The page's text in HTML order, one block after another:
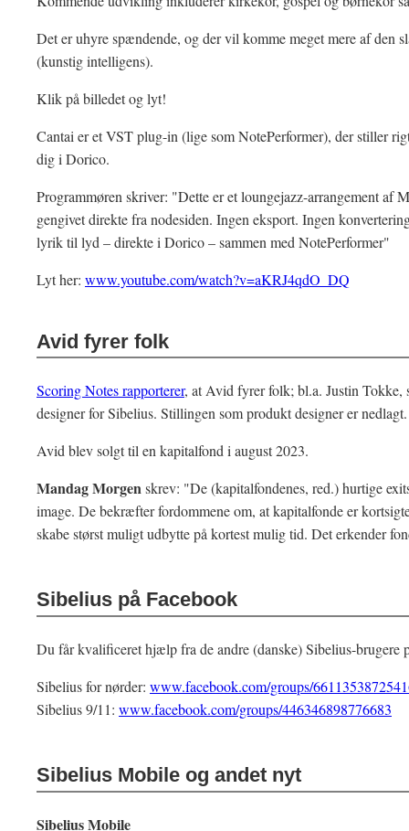
Det er uhyre spændende, og der vil komme meget mere af den
(kunstig intelligens).
Klik på billedet og lyt!
Cantai er et VST plug-in (lige som NotePerformer), der stiller
dig i Dorico.
Programmøren skriver: "Dette er et loungejazz-arrangement af
gengivet direkte fra nodesiden. Ingen eksport. Ingen
lyrik til lyd – direkte i Dorico – sammen med NotePerformer"
Lyt her: www.youtube.com/watch?v=aKRJ4qdO_DQ
Avid fyrer folk
Scoring Notes rapporterer, at Avid fyrer folk; bl.a. Justin Tokke,
designer for Sibelius. Stillingen som produkt designer er nedlagt.
Avid blev solgt til en kapitalfond i august 2023.
Mandag Morgenskrev: "De (kapitalfondenes, red.) hurtige
image. De bekræfter fordommene om, at kapitalfonde er
skabe størst muligt udbytte på kortest mulig tid. Det erkender
Sibelius på Facebook
Du får kvalificeret hjælp fra de andre (danske) Sibelius-brugere
Sibelius for nørder: www.facebook.com/groups/
Sibelius 9/11: www.facebook.com/groups/446346898776683
Sibelius Mobile og andet nyt
Sibelius Mobile